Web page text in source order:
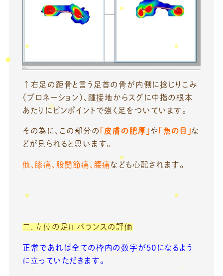
↑右足の距骨と言う足首の骨が内側に捻じりこみ
（プロネーション）、踵接地からスグに中指の根本
あたりにピンポイントで強く足をついています。
その為に、この部分の 「皮膚の肥厚」や 「魚の目」な
どが見られると思います。
他、膝痛、股関節痛、腰痛なども心配されます。
二．立位の足圧バランスの評価
正常であれば全ての枠内の数字が５０になるよう
に立っていただきます。